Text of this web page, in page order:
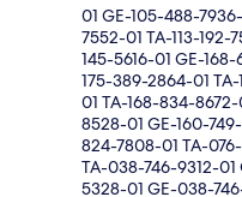
01 GE-105-488-
7552-01 TA-113-
145-5616-01 GE-
175-389-2864-01
01 TA-168-834-
8528-01 GE-160-
824-7808-01 TA-
TA-038-746-9312-01
5328-01 GE-038-